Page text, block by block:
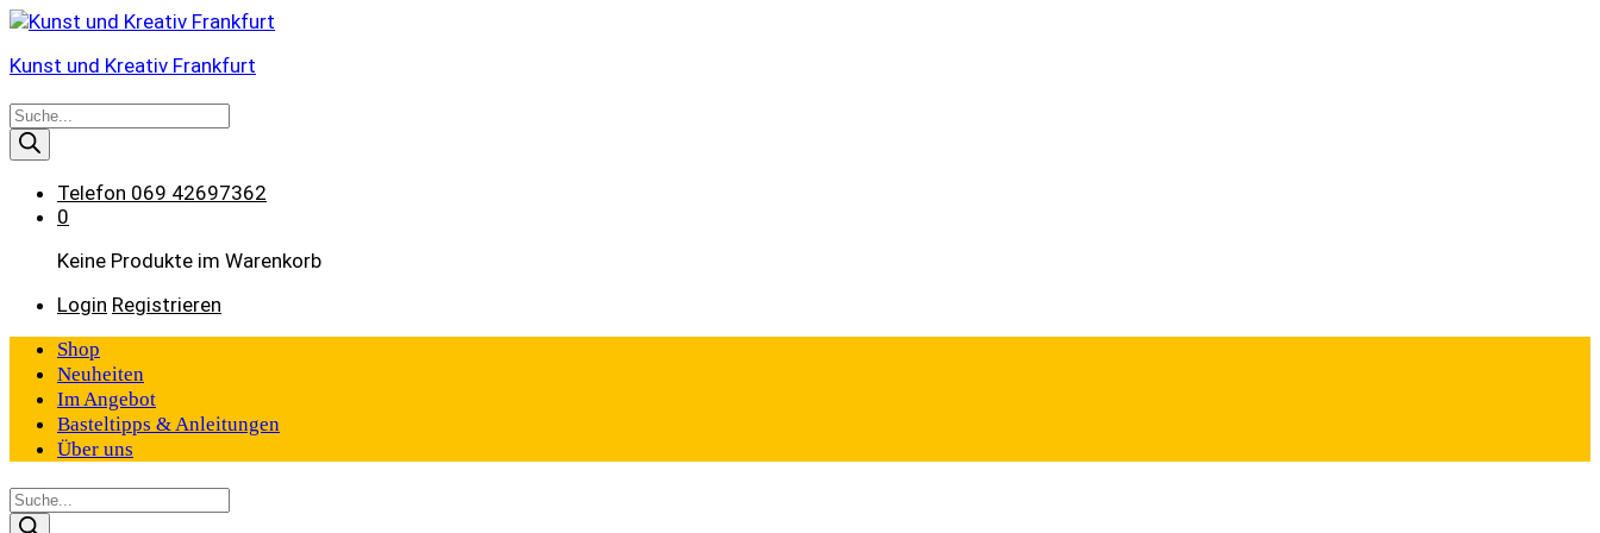
Kunst und Kreativ Frankfurt
Products
search
Telefon 069 42697362
0
Keine Produkte im Warenkorb
Login Registrieren
Shop
Neuheiten
Im Angebot
Basteltipps & Anleitungen
Über uns
Products
search